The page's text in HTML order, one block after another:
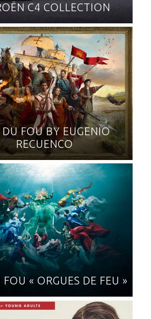
C4 COLLECTION
DU FOU BY EUGENIO
RECUENCO
FOU « ORGUES DE FEU »